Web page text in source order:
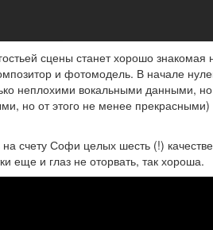
сцены станет хорошо
и фотомодель. В начале
неплохими вокальными
но от этого не менее
счету Софи целых шесть (!)
еще и глаз не оторвать, так хороша.